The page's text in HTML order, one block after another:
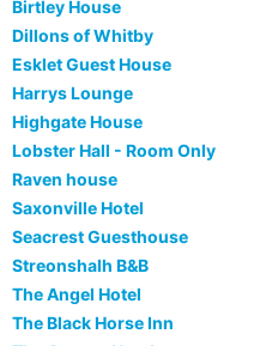
Birtley House
Dillons of Whitby
Esklet Guest House
Harrys Lounge
Highgate House
Lobster Hall - Room Only
Raven house
Saxonville Hotel
Seacrest Guesthouse
Streonshalh B&B
The Angel Hotel
The Black Horse Inn